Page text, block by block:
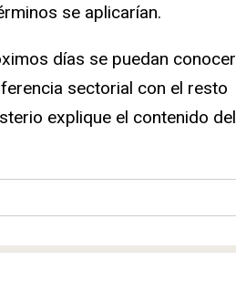
se aplicarían.
días se puedan conocer
sectorial con el resto
explique el contenido del